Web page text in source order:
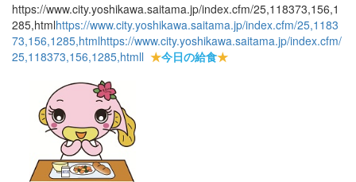
https://www.city.yoshikawa.saitama.jp/index.cfm/25,118373,156,1
285,htmlhttps://www.city.yoshikawa.saitama.jp/index.cfm/25,1183
73,156,1285,htmlhttps://www.city.yoshikawa.saitama.jp/index.cfm/
25,118373,156,1285,htmll ★今日の給食★